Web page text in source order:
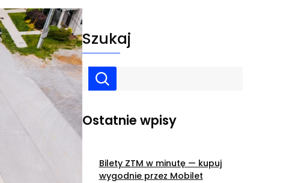
Szukaj
Ostatnie wpisy
Bilety ZTM w minutę — kupuj
wygodnie przez Mobilet